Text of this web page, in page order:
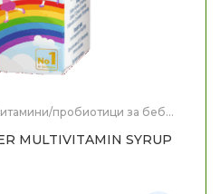
пробиотици за бебе
MULTIVITAMIN SYRUP